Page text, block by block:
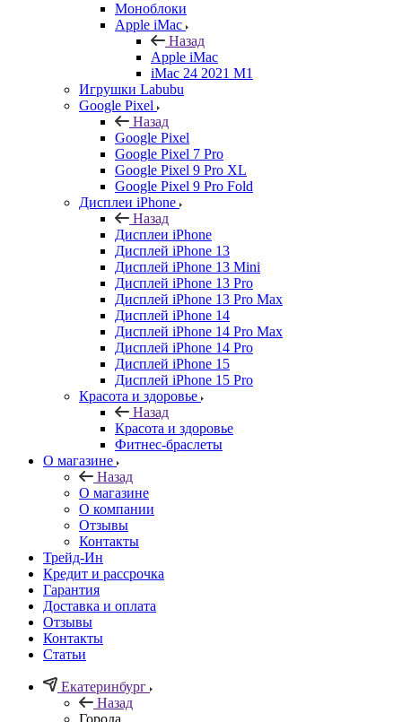
Моноблоки
Apple iMac
Назад
Apple iMac
iMac 24 2021 M1
Игрушки Labubu
Google Pixel
Назад
Google Pixel
Google Pixel 7 Pro
Google Pixel 9 Pro XL
Google Pixel 9 Pro Fold
Дисплеи iPhone
Назад
Дисплеи iPhone
Дисплей iPhone 13
Дисплей iPhone 13 Mini
Дисплей iPhone 13 Pro
Дисплей iPhone 13 Pro Max
Дисплей iPhone 14
Дисплей iPhone 14 Pro Max
Дисплей iPhone 14 Pro
Дисплей iPhone 15
Дисплей iPhone 15 Pro
Красота и здоровье
Назад
Красота и здоровье
Фитнес-браслеты
О магазине
Назад
О магазине
О компании
Отзывы
Контакты
Трейд-Ин
Кредит и рассрочка
Гарантия
Доставка и оплата
Отзывы
Контакты
Статьи
Екатеринбург
Назад
Города